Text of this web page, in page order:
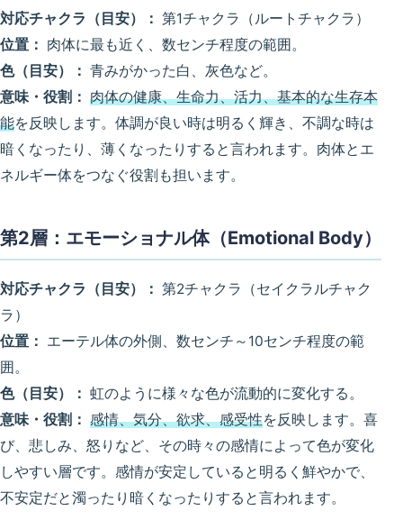
対応チャクラ（目安）： 第1チャクラ（ルートチャクラ）
位置： 肉体に最も近く、数センチ程度の範囲。
色（目安）： 青みがかった白、灰色など。
意味・役割： 肉体の健康、生命力、活力、基本的な生存本
能を反映します。体調が良い時は明るく輝き、不調な時は
暗くなったり、薄くなったりすると言われます。肉体とエ
ネルギー体をつなぐ役割も担います。
第2層：エモーショナル体（Emotional Body）
対応チャクラ（目安）： 第2チャクラ（セイクラルチャク
ラ）
位置： エーテル体の外側、数センチ～10センチ程度の範
囲。
色（目安）： 虹のように様々な色が流動的に変化する。
意味・役割： 感情、気分、欲求、感受性を反映します。喜
び、悲しみ、怒りなど、その時々の感情によって色が変化
しやすい層です。感情が安定していると明るく鮮やかで、
不安定だと濁ったり暗くなったりすると言われます。